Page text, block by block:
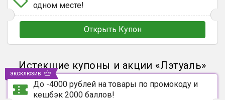
одном месте!
Открыть Купон
Истекшие купоны и акции «Лэтуаль»
До -4000 рублей на товары по промокоду и
кешбэк 2000 баллов!
эксклюзив